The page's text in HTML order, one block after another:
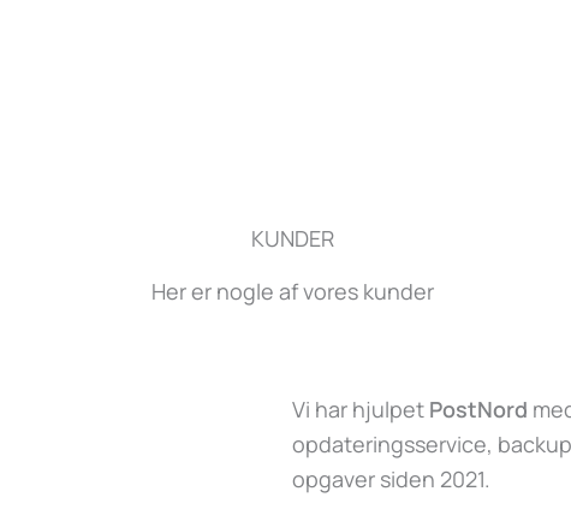
KUNDER
Her er nogle af vores kunder
Vi har hjulpet PostNord
opdateringsservice,
opgaver siden 2021.